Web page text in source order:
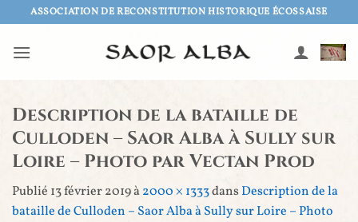
Passer
au
contenu
ASSOCIATION DE RECONSTITUTION HISTORIQUE ÉCOSSAISE
Description de la bataille de
Culloden – Saor Alba à Sully sur
Loire – Photo par Vectan Prod
Publié 13 février 2019à2000 × 1333dans Description de la
bataille de Culloden – Saor Alba à Sully sur Loire – Photo